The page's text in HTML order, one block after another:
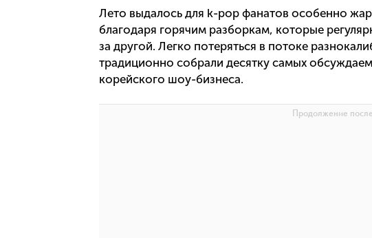
Лето выдалось для k-pop фанатов особенно
благодаря горячим разборкам, которые
за другой. Легко потеряться в потоке
традиционно собрали десятку самых
корейского шоу-бизнеса.